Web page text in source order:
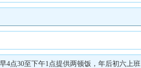
午1点提供两顿饭，年后初六上班15636848999